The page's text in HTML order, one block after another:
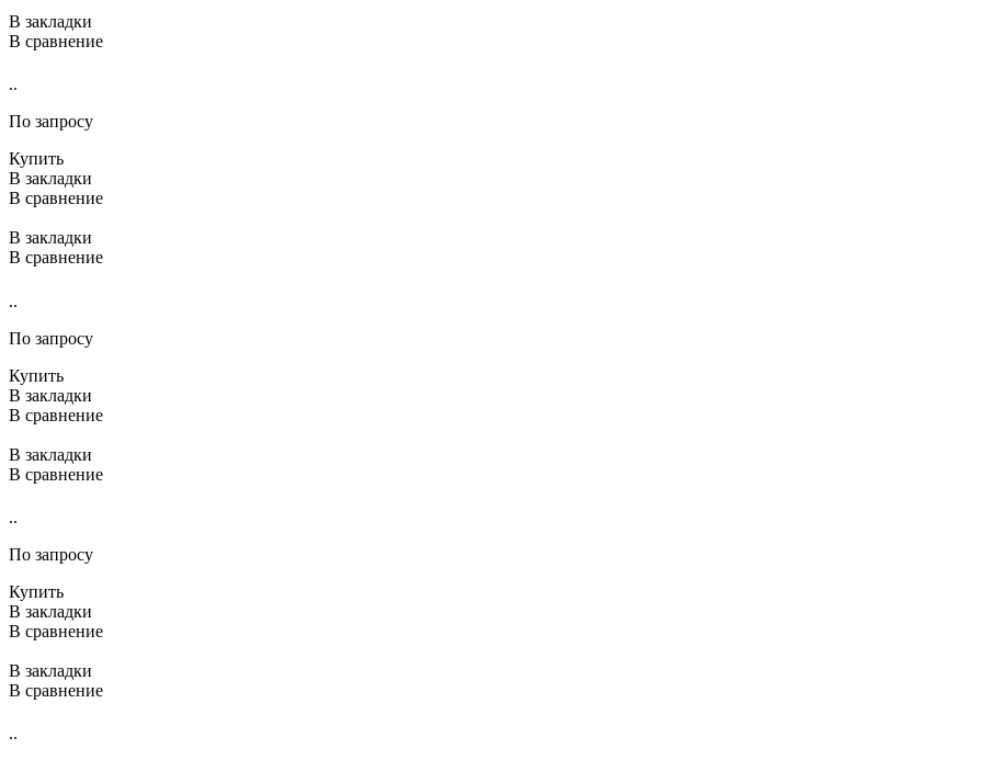
В закладки
В сравнение
..
По запросу
Купить
В закладки
В сравнение
В закладки
В сравнение
..
По запросу
Купить
В закладки
В сравнение
В закладки
В сравнение
..
По запросу
Купить
В закладки
В сравнение
В закладки
В сравнение
..